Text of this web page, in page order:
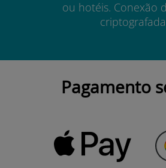
ou hotéis. Conexão
Pagamento